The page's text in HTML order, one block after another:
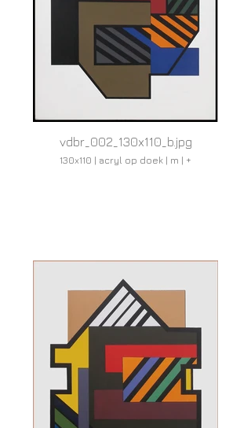
vdbr_002_130x110_b.jpg
130x110 | acryl op doek | m | +